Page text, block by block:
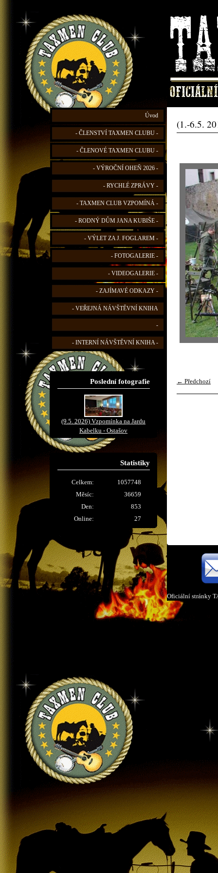
Úvod
- ČLENSTVÍ TAXMEN CLUBU -
- ČLENOVÉ TAXMEN CLUBU -
- VÝROČNÍ OHEŇ 2026 -
- RYCHLÉ ZPRÁVY -
- TAXMEN CLUB VZPOMÍNÁ -
- RODNÝ DŮM JANA KUBIŠE -
- VÝLET ZA J. FOGLAREM -
- FOTOGALERIE -
- VIDEOGALERIE -
- ZAJÍMAVÉ ODKAZY -
- VEŘEJNÁ NÁVŠTĚVNÍ KNIHA
-
- INTERNÍ NÁVŠTĚVNÍ KNIHA -
Poslední fotografie
(9.5. 2026) Vzpomínka na Jardu
Kabelku - Ostašov
Statistiky
Online: 27
Celkem:
1057748
Měsíc:
36659
Den:
853
(1.-6.5.
← Předchozí
Oficiální stránky